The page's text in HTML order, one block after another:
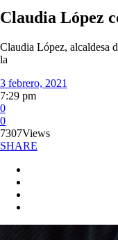
Claudia López
Claudia López, alcaldesa
la
3 febrero, 2021
7:29 pm
0
0
7307Views
SHARE